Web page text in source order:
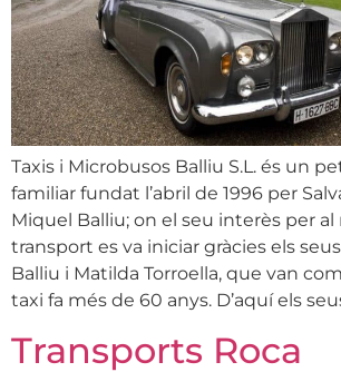
Taxis i Microbusos Balliu S.L. és un
familiar fundat l’abril de 1996 per
Miquel Balliu; on el seu interès per
transport es va iniciar gràcies els
Balliu i Matilda Torroella, que van
taxi fa més de 60 anys. D’aquí els
Transports Roca